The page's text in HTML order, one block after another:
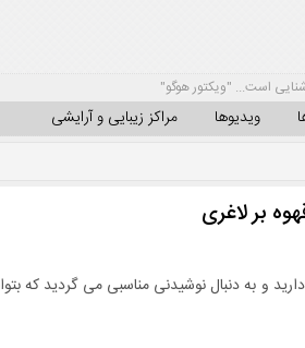
است... "ویکتور هوگو"
ویدیوها مراکز زیبایی و آرایشی
بر لاغری
و به دنبال نوشیدنی مناسبی می گردید که